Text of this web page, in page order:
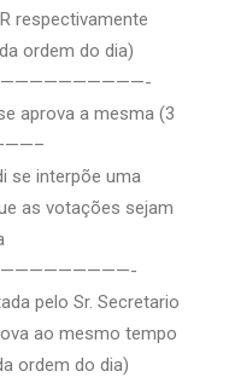
respectivamente
ordem do dia)
aprova a mesma (3
se interpõe uma
as votações sejam
pelo Sr. Secretario
ao mesmo tempo
ordem do dia)